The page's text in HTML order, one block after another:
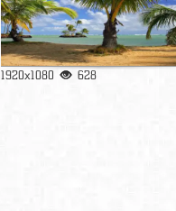
1920x1080 628